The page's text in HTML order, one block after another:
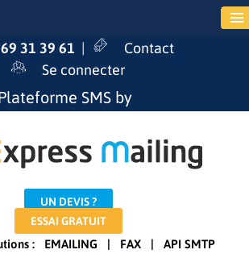
31 39 61 |
Contact
Se connecter
SMS by
UN DEVIS ?
ESSAI GRATUIT
: EMAILING | FAX | API SMTP